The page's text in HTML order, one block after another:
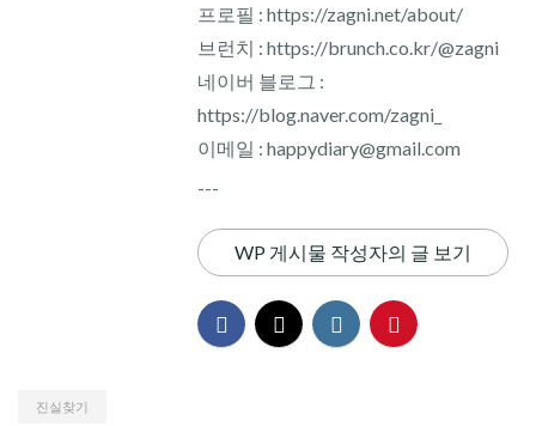
프로필 : https://zagni.net/about/
브런치 : https://brunch.co.kr/@zagni
네이버 블로그 :
https://blog.naver.com/zagni_
이메일 : happydiary@gmail.com
---
WP 게시물 작성자의 글 보기
진실찾기